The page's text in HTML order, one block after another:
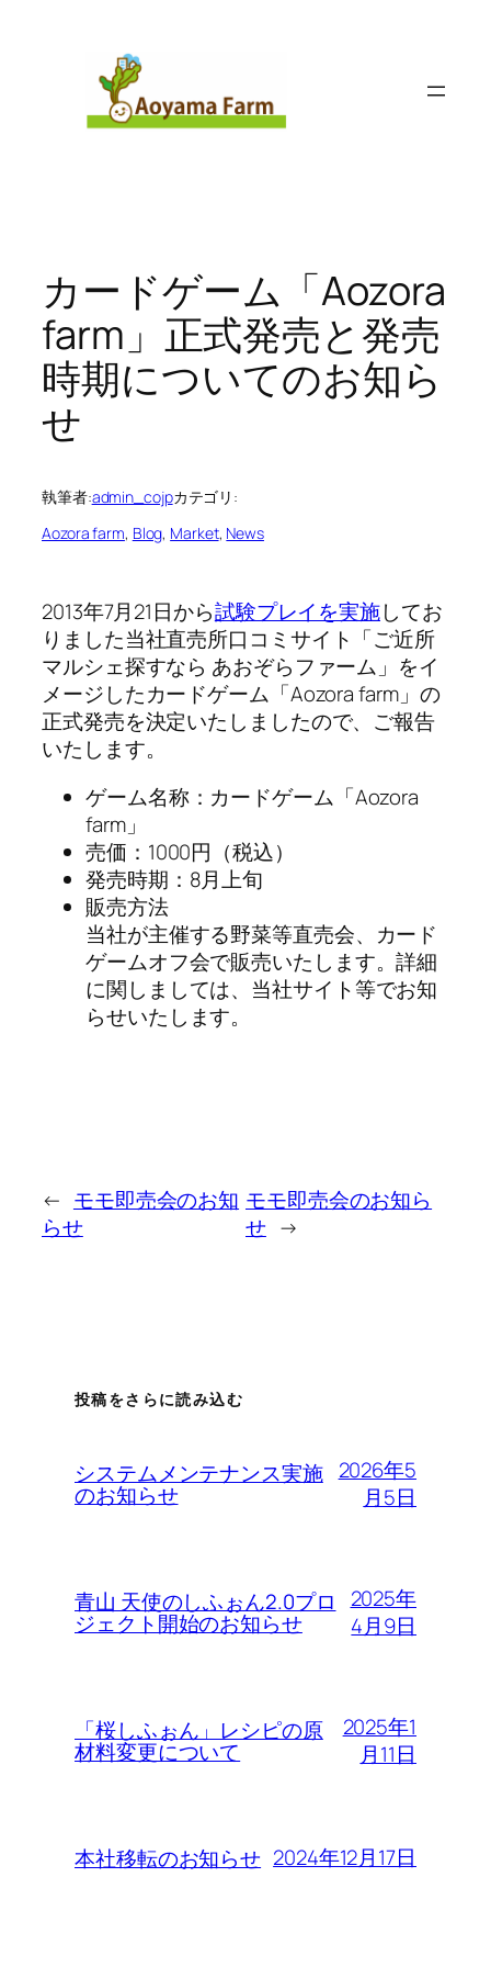
カードゲーム「Aozora
farm」正式発売と発売
時期についてのお知ら
せ
執筆者:admin_cojpカテゴリ:
Aozora farm, Blog, Market, News
2013年7月21日から試験プレイを実施してお
りました当社直売所口コミサイト「ご近所
マルシェ探すなら あおぞらファーム」をイ
メージしたカードゲーム「Aozora farm」の
正式発売を決定いたしましたので、ご報告
いたします。
ゲーム名称：カードゲーム「Aozora
farm」
売価：1000円（税込）
発売時期：8月上旬
販売方法
当社が主催する野菜等直売会、カード
ゲームオフ会で販売いたします。詳細
に関しましては、当社サイト等でお知
らせいたします。
← モモ即売会のお知
らせ
モモ即売会のお知ら
せ →
投稿をさらに読み込む
システムメンテナンス実施
のお知らせ
2026年5
月5日
青山 天使のしふぉん2.0プロ
ジェクト開始のお知らせ
2025年
4月9日
「桜しふぉん」レシピの原
材料変更について
2025年1
月11日
本社移転のお知らせ 2024年12月17日